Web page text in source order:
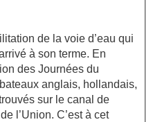
de la voie d’eau qui
à son terme. En
des Journées du
anglais, hollandais,
sur le canal de
l’Union. C’est à cet